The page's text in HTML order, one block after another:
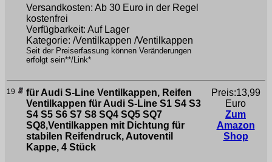
Versandkosten: Ab 30 Euro in der Regel
kostenfrei
Verfügbarkeit: Auf Lager
Kategorie: /Ventilkappen /Ventilkappen
Seit der Preiserfassung können Veränderungen
erfolgt sein**/Link*
19
für Audi S-Line Ventilkappen, Reifen
Ventilkappen für Audi S-Line S1 S4 S3
S4 S5 S6 S7 S8 SQ4 SQ5 SQ7
SQ8,Ventilkappen mit Dichtung für
stabilen Reifendruck, Autoventil
Kappe, 4 Stück
Preis:13,99
Euro
Zum
Amazon
Shop